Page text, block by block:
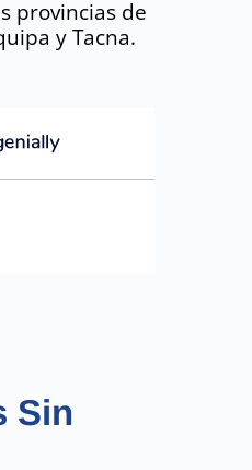
provincias de
y Tacna.
Sin